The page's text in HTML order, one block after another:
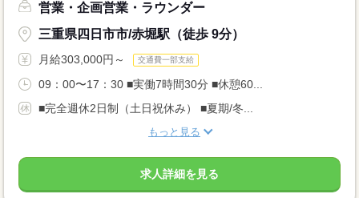
営業・企画営業・ラウンダー
三重県四日市市/赤堀駅（徒歩 9分）
月給303,000円～ 交通費一部支給
09：00〜17：30 ■実働7時間30分 ■休憩60...
■完全週休2日制（土日祝休み） ■夏期/冬...
もっと見る
求人詳細を見る